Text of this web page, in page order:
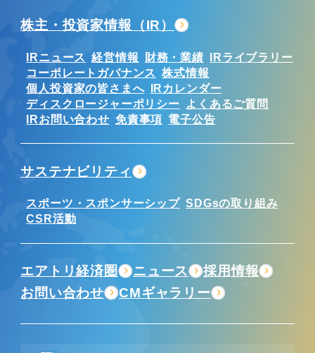
株主・投資家情報（IR）
IRニュース 経営情報 財務・業績 IRライブラリー
コーポレートガバナンス 株式情報
個人投資家の皆さまへ IRカレンダー
ディスクロージャーポリシー
よくあるご質問
IRお問い合わせ 免責事項 電子公告
サステナビリティ
スポーツ・スポンサーシップ SDGsの取り組み
CSR活動
エアトリ経済圏 ニュース
採用情報
お問い合わせ
CMギャラリー